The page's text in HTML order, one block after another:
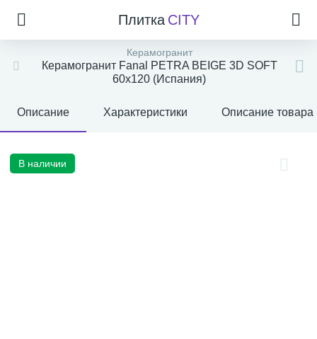
Плитка CITY
Керамогранит
Керамогранит Fanal PETRA BEIGE 3D SOFT
60x120 (Испания)
Описание Характеристики Описание товара
В наличии